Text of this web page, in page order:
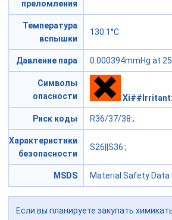
преломления
Температура
вспышки
130.1°C
Давление пара 0.000394mmHg at
Символы
опасности
Xi##Irritant
Риск коды R36/37/38:;
Характеристики
безопасности
S26||S36:;
MSDS Material Safety Data
Если вы планируете закупать